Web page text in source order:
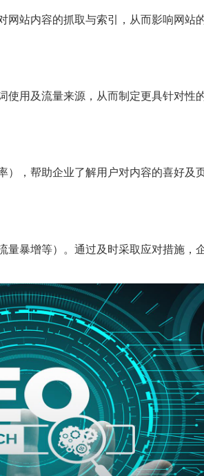
站内容的抓取与索引，从而影响网站
用及流量来源，从而制定更具针对性
，帮助企业了解用户对内容的喜好
暴增等）。通过及时采取应对措施